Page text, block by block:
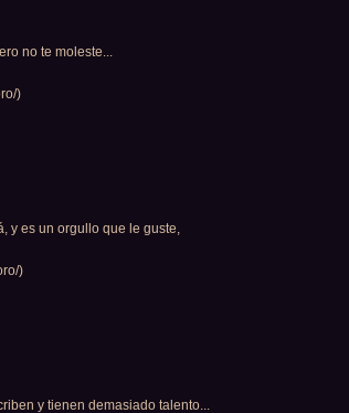
no te moleste...
)
y es un orgullo que le guste,
)
y tienen demasiado talento...